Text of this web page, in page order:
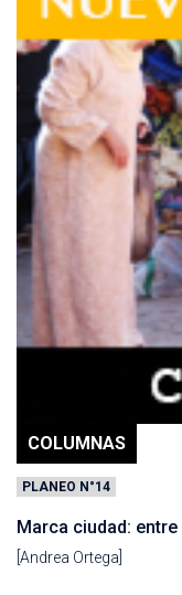
COLUMNAS
PLANEO N°14
Marca ciudad:
[Andrea Ortega]